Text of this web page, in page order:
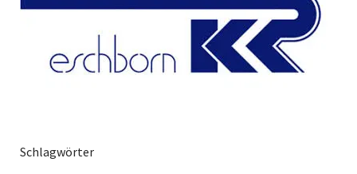
Schlagwörter